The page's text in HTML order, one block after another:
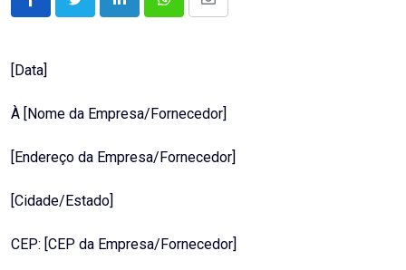
LinkedInWhatsappShare
[Data]
À [Nome da Empresa/Fornecedor]
[Endereço da Empresa/Fornecedor]
[Cidade/Estado]
CEP: [CEP da Empresa/Fornecedor]